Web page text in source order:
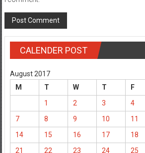
CALENDER POST
August 2017
M
T W T F
1
2 3 4
7
8 9 10 11
14
15 16 17 18
21
22 23 24 25